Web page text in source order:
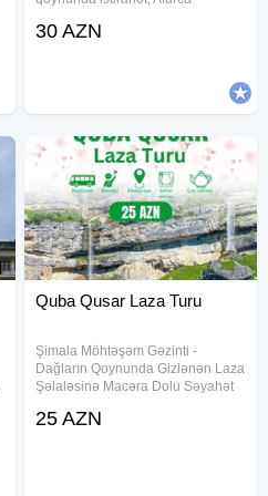
adrenalin dolu hərəkət, sirli Rustov
30 AZN
Quba Qusar Laza Turu
Şimala Möhtəşəm Gəzinti -
Dağların Qoynunda Gizlənən Laza
Şəlaləsinə Macəra Dolu Səyahət
9, 20, 21, 22, 23, 24, 25, 26, 27,
25 AZN